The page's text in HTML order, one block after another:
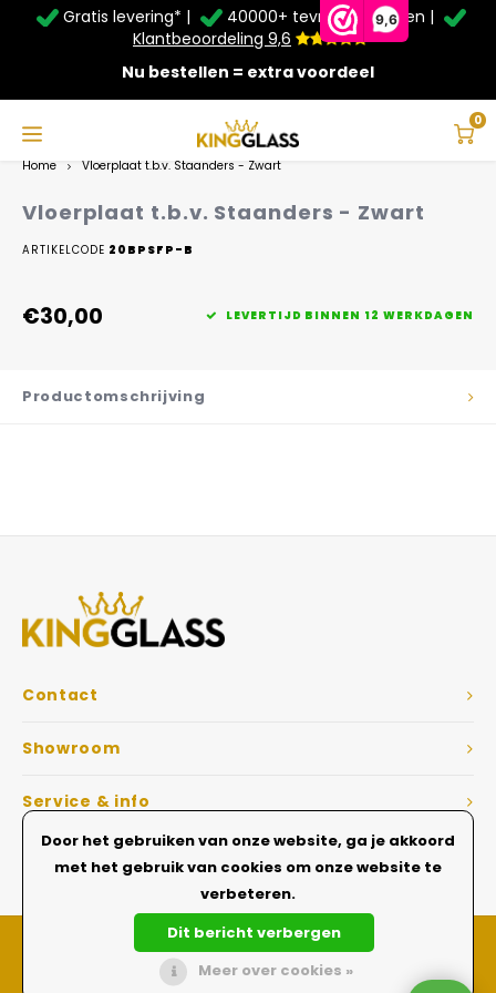
9,6
Service & Contact
Betaalmethoden
Taal
Nederlands
Gratis levering* |
40000+ tevreden klanten |
Klantbeoordeling 9,6
Nu bestellen = extra voordeel
0
Zomer Deals: Tot 20% kortingop schuifwanden en
veranda's +€20extra kassa korting*
Home Vloerplaat t.b.v. Staanders - Zwart
Vloerplaat t.b.v. Staanders - Zwart
ARTIKELCODE 20BPSFP-B
€30,00 LEVERTIJD BINNEN 12 WERKDAGEN
Productomschrijving
Contact
Showroom
Service & info
Dé Glazen wanden specialist
Door het gebruiken van onze website, ga je akkoord
met het gebruik van cookies om onze website te
verbeteren.
Dit bericht verbergen
Meer over cookies »